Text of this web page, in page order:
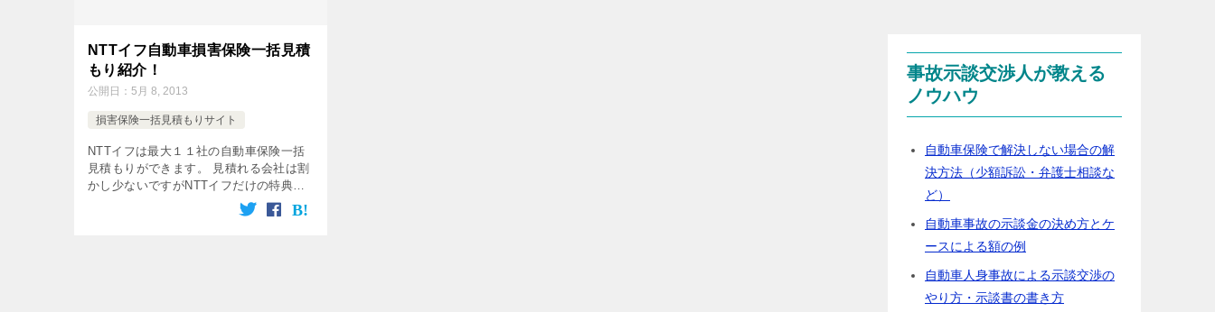
NTTイフ自動車損害保険一括見積
もり紹介！
公開日： 5月 8, 2013
損害保険一括見積もりサイト
NTTイフは最大１１社の自動車保険一括
見積もりができます。 見積れる会社は割
かし少ないですがNTTイフだけの特典が
多くあります。 NTTイフのTOPページは
こちら↓ （NTTイフで一括見積もりでき
事故示談交渉人が教える
ノウハウ
自動車保険で解決しない場合の解
決方法（少額訴訟・弁護士相談な
ど）
自動車事故の示談金の決め方とケ
ースによる額の例
自動車人身事故による示談交渉の
やり方・示談書の書き方